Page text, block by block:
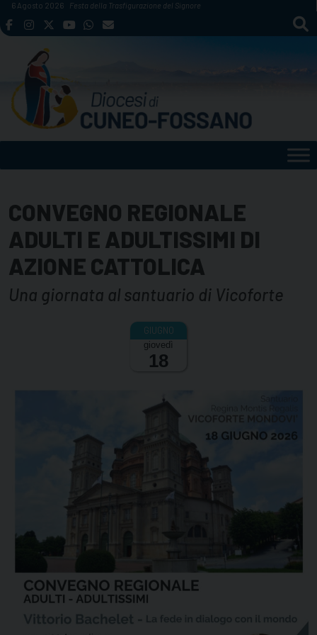
Skip
to
6 Agosto 2026 Festa della Trasfigurazione del Signore
CONVEGNO REGIONALE
ADULTI E ADULTISSIMI DI
AZIONE CATTOLICA
Una giornata al santuario di Vicoforte
giovedì
18